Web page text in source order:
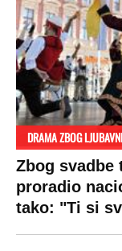
DRAMA ZBOG
Zbog svadbe
proradio
tako: "Ti si